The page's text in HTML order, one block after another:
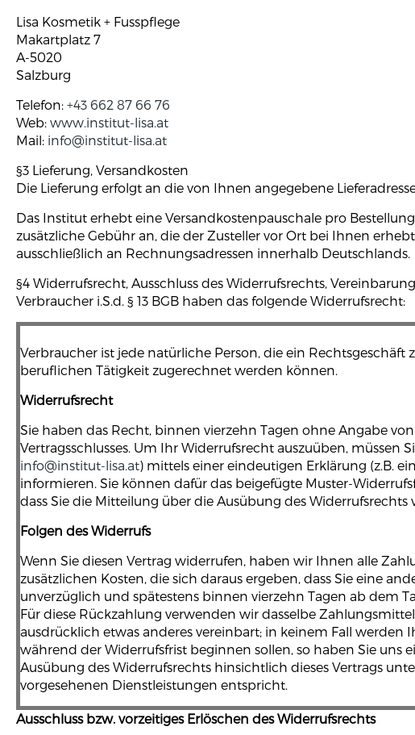
Lisa Kosmetik + Fusspflege
Makartplatz 7
A-5020
Salzburg
Telefon: +43 662 87 66 76
Web: www.institut-lisa.at
Mail: info@institut-lisa.at
§3 Lieferung, Versandkosten
Die Lieferung erfolgt an die von Ihnen angegebene
Das Institut erhebt eine Versandkostenpauschale pro
zusätzliche Gebühr an, die der Zusteller vor Ort bei Ihnen
ausschließlich an Rechnungsadressen innerhalb Deutschlands.
§4 Widerrufsrecht, Ausschluss des Widerrufsrechts,
Verbraucher i.S.d. § 13 BGB haben das folgende Widerrufsrecht:
Verbraucher ist jede natürliche Person, die ein
beruflichen Tätigkeit zugerechnet werden können.
Widerrufsrecht
Sie haben das Recht, binnen vierzehn Tagen ohne Angabe
Vertragsschlusses. Um Ihr Widerrufsrecht auszuüben, müssen
info@institut-lisa.at) mittels einer eindeutigen Erklärung (z.B.
informieren. Sie können dafür das beigefügte Muster-
dass Sie die Mitteilung über die Ausübung des
Folgen des Widerrufs
Wenn Sie diesen Vertrag widerrufen, haben wir Ihnen alle
zusätzlichen Kosten, die sich daraus ergeben, dass Sie eine
unverzüglich und spätestens binnen vierzehn Tagen ab dem
Für diese Rückzahlung verwenden wir dasselbe
ausdrücklich etwas anderes vereinbart; in keinem Fall werden
während der Widerrufsfrist beginnen sollen, so haben Sie uns
Ausübung des Widerrufsrechts hinsichtlich dieses Vertrags
vorgesehenen Dienstleistungen entspricht.
Ausschluss bzw. vorzeitiges Erlöschen des Widerrufsrechts